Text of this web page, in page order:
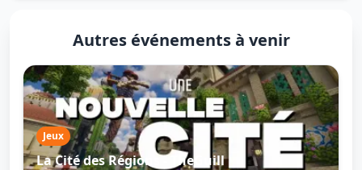
Autres événements à venir
Jeux
La Cité des Régions - TheGuill